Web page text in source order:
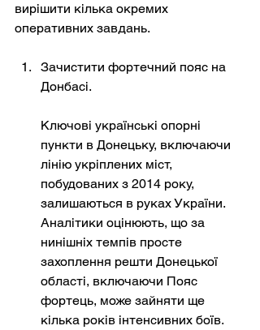
вирішити кілька окремих
оперативних завдань.
Зачистити фортечний пояс на
Донбасі.
Ключові українські опорні
пункти в Донецьку, включаючи
лінію укріплених міст,
побудованих з 2014 року,
залишаються в руках України.
Аналітики оцінюють, що за
нинішніх темпів просте
захоплення решти Донецької
області, включаючи Пояс
фортець, може зайняти ще
кілька років інтенсивних боїв.